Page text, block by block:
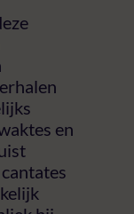
en